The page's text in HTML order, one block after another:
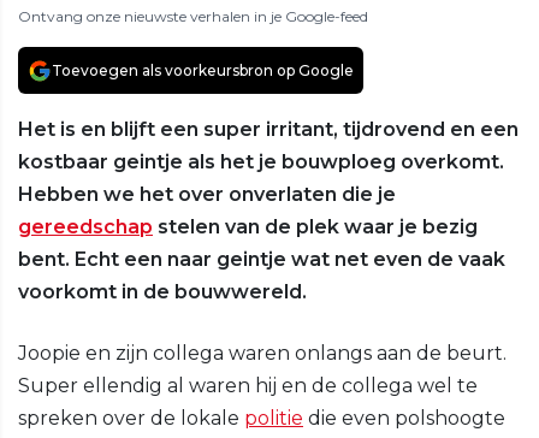
Ontvang onze nieuwste verhalen in je Google-feed
Toevoegen als voorkeursbron op Google
Het is en blijft een super irritant, tijdrovend en een
kostbaar geintje als het je bouwploeg overkomt.
Hebben we het over onverlaten die je
gereedschap stelen van de plek waar je bezig
bent. Echt een naar geintje wat net even de vaak
voorkomt in de bouwwereld.
Joopie en zijn collega waren onlangs aan de beurt.
Super ellendig al waren hij en de collega wel te
spreken over de lokale politie die even polshoogte